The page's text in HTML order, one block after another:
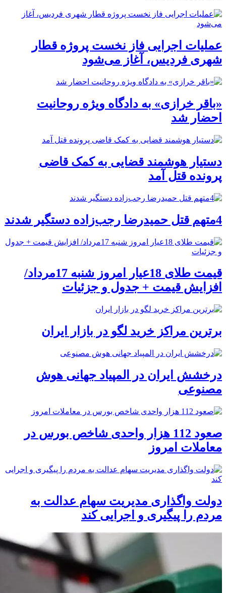
عملیات اجرایی فاز نخست پروژه قطار
شهری فردیس، آغاز می‌شود
«باقر خرازی» به دادگاه ویژه روحانیت
احضار شد
دستیار هوشمند قضایی به کمک قاضی
پرونده قتل آمد
4متهم قتل حمیدرضا رجب‌زاده دستگیر شدند
قیمت طلای 18عیار امروز شنبه 17مرداد/
افزایش قیمت + جدول و جزئیات
برترین مراکز خرید لگو در بازار ایران
درخشش ایران در المپیاد جهانی هوش
مصنوعی
صعود 112 هزار واحدی شاخص بورس در
معاملات امروز
دولت واگذاری مدیریت سهام عدالت به
مردم را پیگیری و اجرایی کند